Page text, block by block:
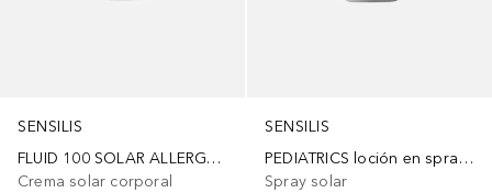
SENSILIS
FLUID 100 SOLAR ALLERGY protector solar ultrafluido acuoso SPF50+
Crema solar corporal
SENSILIS
PEDIATRICS loción en spray SPF50+
Spray solar